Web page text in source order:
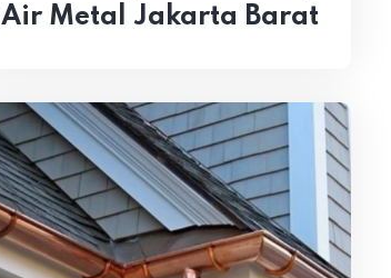
Air Metal Jakarta Barat